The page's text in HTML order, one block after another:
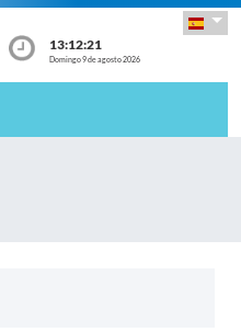
13:12:21
Domingo 9 de agosto 2026